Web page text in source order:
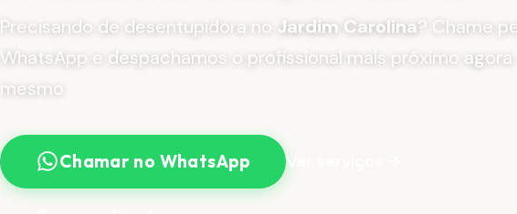
Precisando de desentupidora no Jardim Carolina? Chame
WhatsApp e despachamos o profissional mais próximo agora
mesmo.
Chamar no WhatsApp Ver serviços →